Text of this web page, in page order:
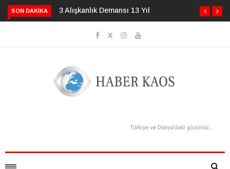
SON DAKIKA 3 Alışkanlık Demansı 13 Yıl Geciktirebilir